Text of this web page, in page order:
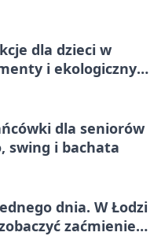
dla dzieci w
i ekologiczny
dla seniorów
swing i bachata
dnia. W Łodzi
zaćmienie i